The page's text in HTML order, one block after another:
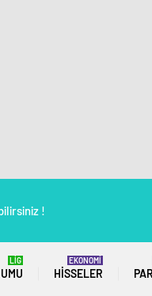
!
LİG
HISSELER
EKONOMİ